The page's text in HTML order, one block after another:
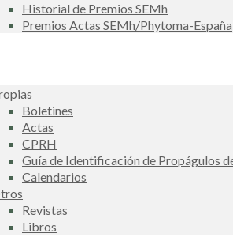
Historial de Premios SEMh
Premios Actas SEMh/Phytoma-España
Boletines
Actas
CPRH
Guía de Identificación de Propágulos
Calendarios
Revistas
Libros